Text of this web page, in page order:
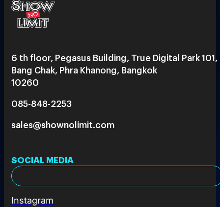
6 th floor, Pegasus Building, True Digital Park 101,
Bang Chak, Phra Khanong, Bangkok
10260
085-848-2253
sales@shownolimit.com
SOCIAL MEDIA
Instagram